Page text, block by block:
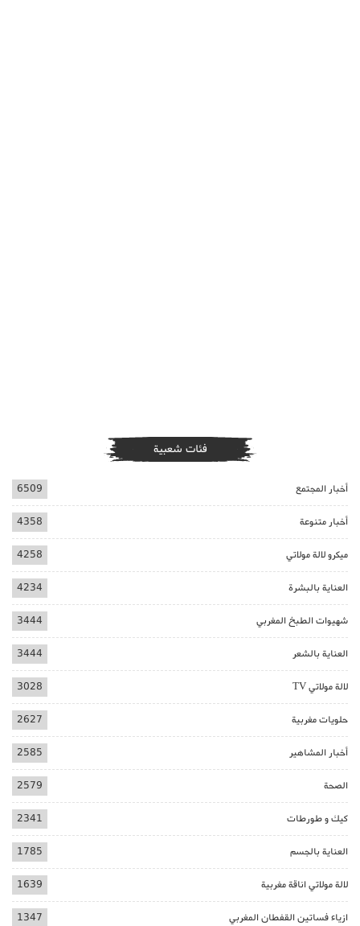
فئات شعبية
أخبار المجتمع 6509
أخبار متنوعة 4358
ميكرو لالة مولاتي 4258
العناية بالبشرة 4234
شهيوات الطبخ المغربي 3444
العناية بالشعر 3444
لالة مولاتي TV 3028
حلويات مغربية 2627
أخبار المشاهير 2585
الصحة 2579
كيك و طورطات 2341
العناية بالجسم 1785
لالة مولاتي اناقة مغربية 1639
ازياء فساتين القفطان المغربي 1347